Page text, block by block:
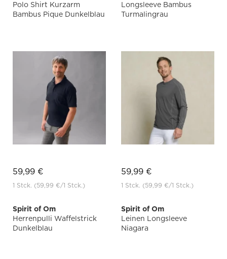
Polo Shirt Kurzarm
Bambus Pique Dunkelblau
59,99 €
1 Stck. (59,99 €/1 Stck.)
Longsleeve Bambus
Turmalingrau
59,99 €
1 Stck. (59,99 €/1 Stck.)
Spirit of Om
Herrenpulli Waffelstrick
Dunkelblau
Spirit of Om
Leinen Longsleeve
Niagara